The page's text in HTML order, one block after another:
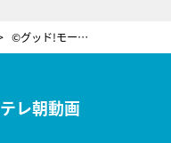
©グッド!モーニング
テレ朝動画